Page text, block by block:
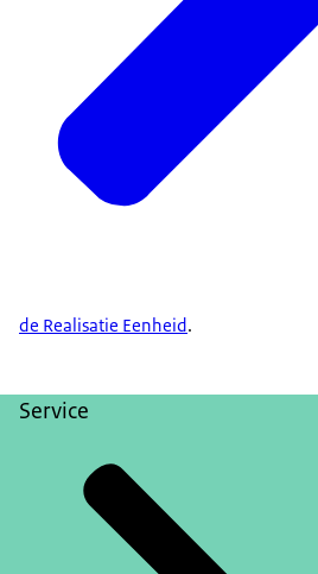
de Realisatie Eenheid.
Service